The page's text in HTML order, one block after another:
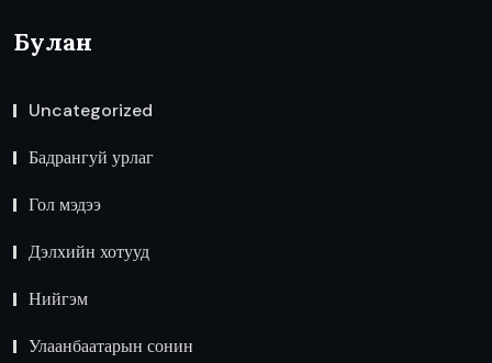
Булан
Uncategorized
Бадрангуй урлаг
Гол мэдээ
Дэлхийн хотууд
Нийгэм
Улаанбаатарын сонин